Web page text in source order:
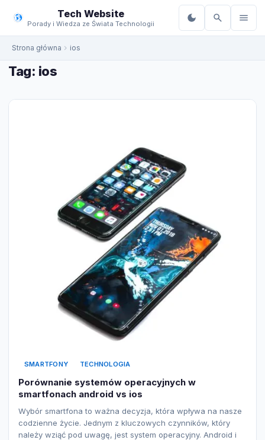
treści
Tech Website
Porady i Wiedza ze Świata Technologii
Strona główna ios
Tag: ios
SMARTFONY TECHNOLOGIA
Porównanie systemów operacyjnych w
smartfonach android vs ios
Wybór smartfona to ważna decyzja, która wpływa na nasze
codzienne życie. Jednym z kluczowych czynników, który
należy wziąć pod uwagę, jest system operacyjny. Android i